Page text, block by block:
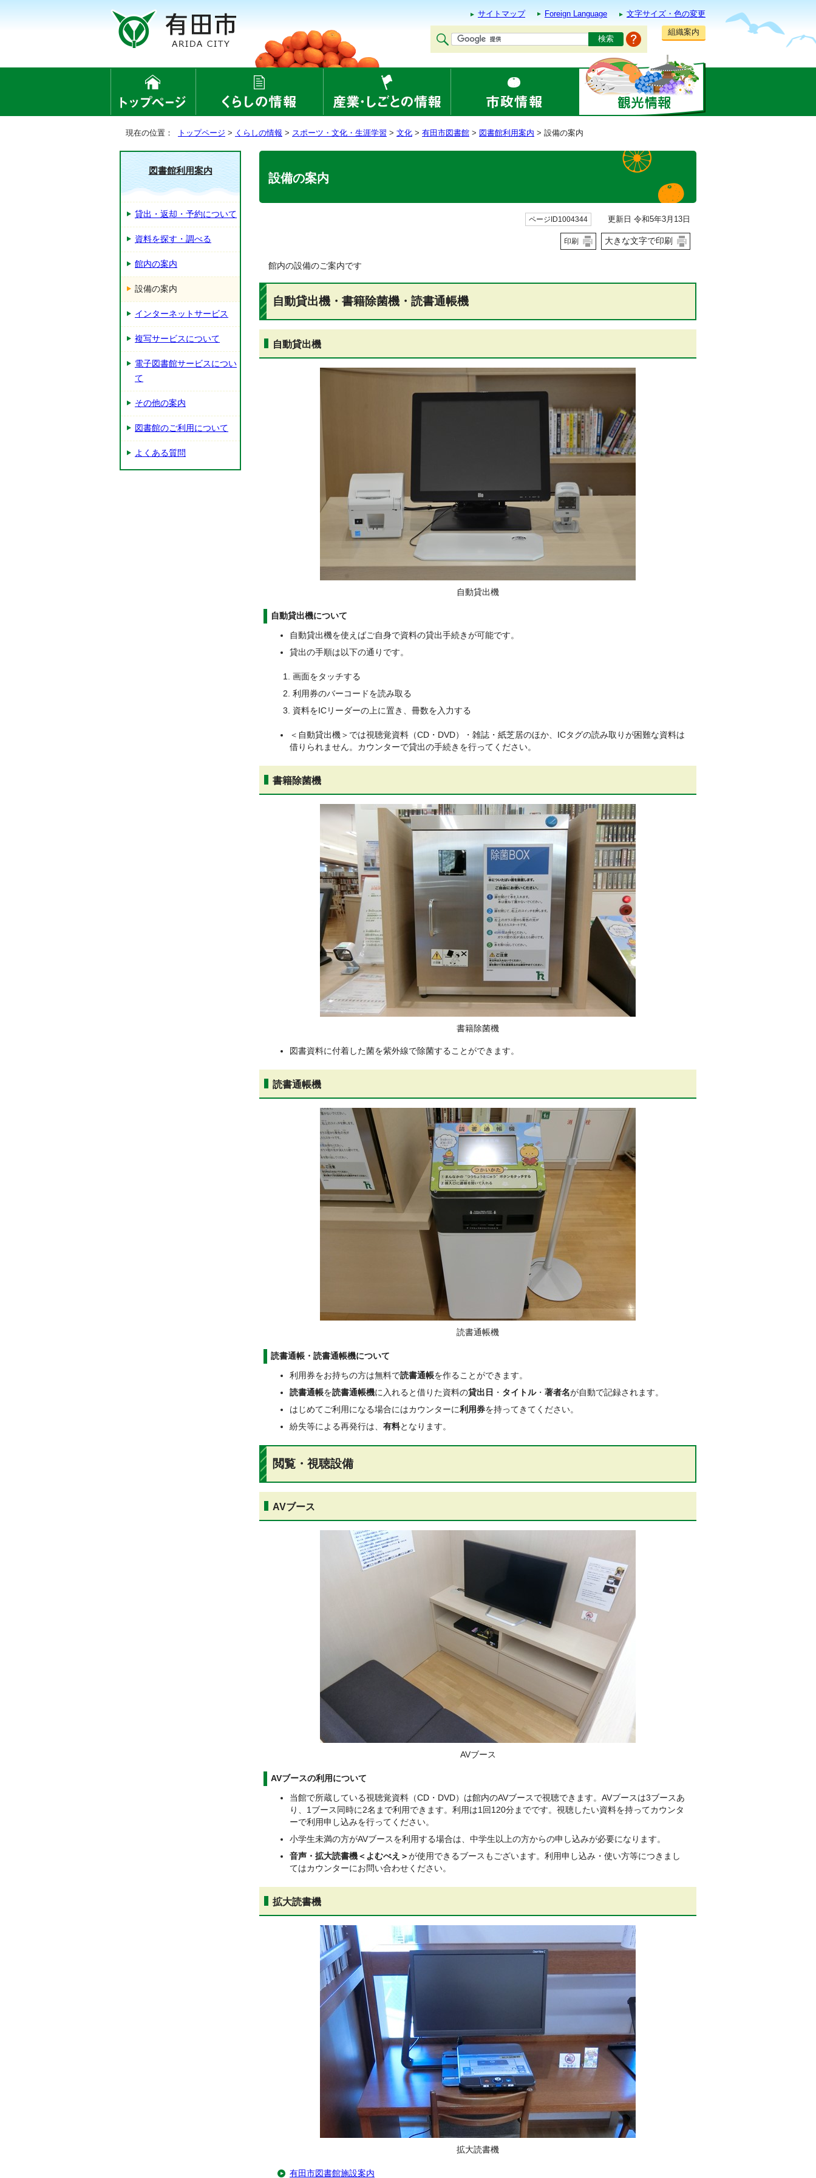
サイトマップ Foreign Language
文字サイズ・色の変更
組織案内
現在の位置： トップページ > くらしの情報 > スポーツ・文化・生涯学習 > 文化 > 有田市図書館 > 図書館利用案内 > 設備の案内
設備の案内
ページID1004344 更新日 令和5年3月13日
印刷 大きな文字で印刷
館内の設備のご案内です
自動貸出機・書籍除菌機・読書通帳機
自動貸出機
自動貸出機
自動貸出機について
自動貸出機を使えばご自身で資料の貸出手続きが可能です。
貸出の手順は以下の通りです。
画面をタッチする
利用券のバーコードを読み取る
資料をICリーダーの上に置き、冊数を入力する
＜自動貸出機＞では視聴覚資料（CD・DVD）・雑誌・紙芝居のほか、ICタグの読み取りが困難な資料は
借りられません。カウンターで貸出の手続きを行ってください。
書籍除菌機
書籍除菌機
図書資料に付着した菌を紫外線で除菌することができます。
読書通帳機
読書通帳機
読書通帳・読書通帳機について
利用券をお持ちの方は無料で読書通帳を作ることができます。
読書通帳を読書通帳機に入れると借りた資料の貸出日 ・ タイトル・ 著者名が自動で記録されます。
はじめてご利用になる場合にはカウンターに利用券を持ってきてください。
紛失等による再発行は、 有料となります。
閲覧・視聴設備
AVブース
AVブース
AVブースの利用について
当館で所蔵している視聴覚資料（CD・DVD）は館内のAVブースで視聴できます。AVブースは3ブースあ
り、1ブース同時に2名まで利用できます。利用は1回120分までです。視聴したい資料を持ってカウンタ
ーで利用申し込みを行ってください。
小学生未満の方がAVブースを利用する場合は、中学生以上の方からの申し込みが必要になります。
音声・拡大読書機＜よむべえ＞ が使用できるブースもございます。利用申し込み・使い方等につきまし
てはカウンターにお問い合わせください。
拡大読書機
拡大読書機
有田市図書館施設案内
図書館利用案内
貸出・返却・予約について
資料を探す・調べる
館内の案内
設備の案内
インターネットサービス
複写サービスについて
電子図書館サービスについ
て
その他の案内
図書館のご利用について
よくある質問